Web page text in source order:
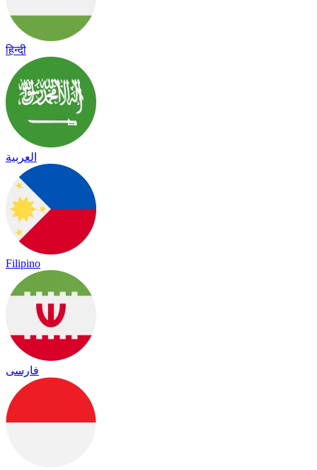
हिन्दी
العربية
Filipino
فارسی